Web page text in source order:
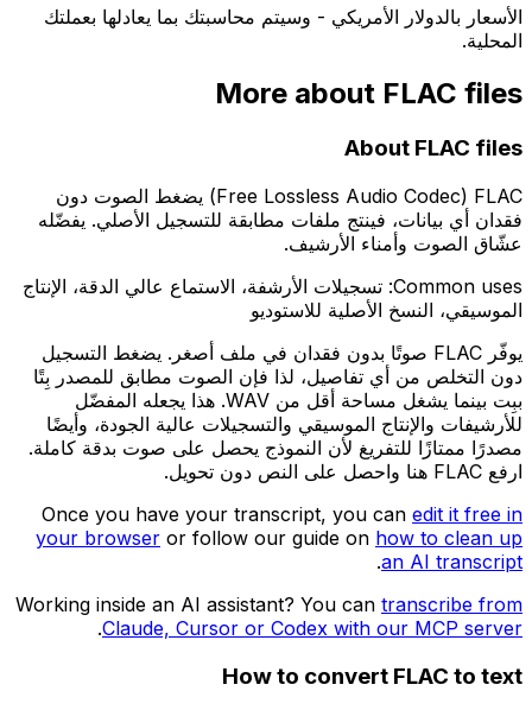
الأسعار بالدولار الأمريكي - وسيتم محاسبتك بما يعادلها بعملتك
المحلية.
More about FLAC files
About FLAC files
‏FLAC‏ (Free Lossless Audio Codec) يضغط الصوت دون
فقدان أي بيانات، فينتج ملفات مطابقة للتسجيل الأصلي. يفضّله
عشّاق الصوت وأمناء الأرشيف.
Common uses: تسجيلات الأرشفة، الاستماع عالي الدقة، الإنتاج
الموسيقي، النسخ الأصلية للاستوديو
يوفّر FLAC صوتًا بدون فقدان في ملف أصغر. يضغط التسجيل
دون التخلص من أي تفاصيل، لذا فإن الصوت مطابق للمصدر بِتًا
ببِت بينما يشغل مساحة أقل من WAV. هذا يجعله المفضّل
للأرشيفات والإنتاج الموسيقي والتسجيلات عالية الجودة، وأيضًا
مصدرًا ممتازًا للتفريغ لأن النموذج يحصل على صوت بدقة كاملة.
ارفع FLAC هنا واحصل على النص دون تحويل.
Once you have your transcript, you can edit it free in
your browser or follow our guide on how to clean up
an AI transcript
.
Working inside an AI assistant? You can transcribe from
Claude, Cursor or Codex with our MCP server
.
How to convert FLAC to text